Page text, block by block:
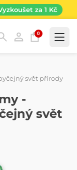
za 1 Kč
0
svět přírody
-
svět